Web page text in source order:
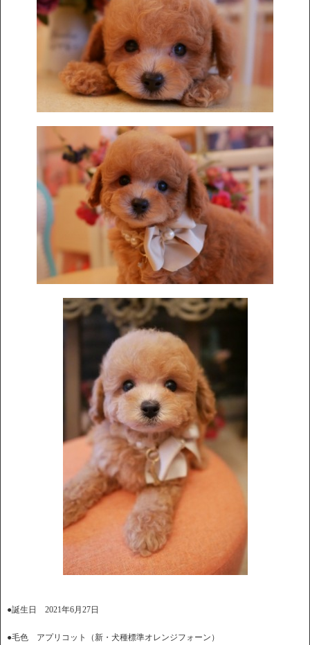
●誕生日 2021年6月27日
●毛色 アプリコット（新・犬種標準オレンジフォーン）